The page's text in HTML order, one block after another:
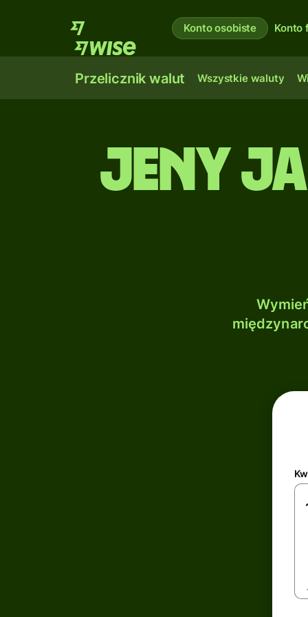
Konto osobiste Konto
Przelicznik walut Wszystkie waluty
Jeny